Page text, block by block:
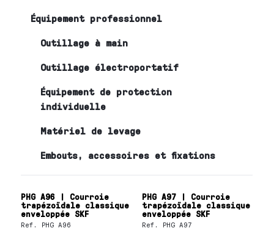
Équipement professionnel
Outillage à main
Outillage électroportatif
Équipement de protection
individuelle
Matériel de levage
Embouts, accessoires et fixations
PHG A96 | Courroie
trapézoïdale classique
enveloppée SKF
Ref. PHG A96
PHG A97 | Courroie
trapézoïdale classique
enveloppée SKF
Ref. PHG A97